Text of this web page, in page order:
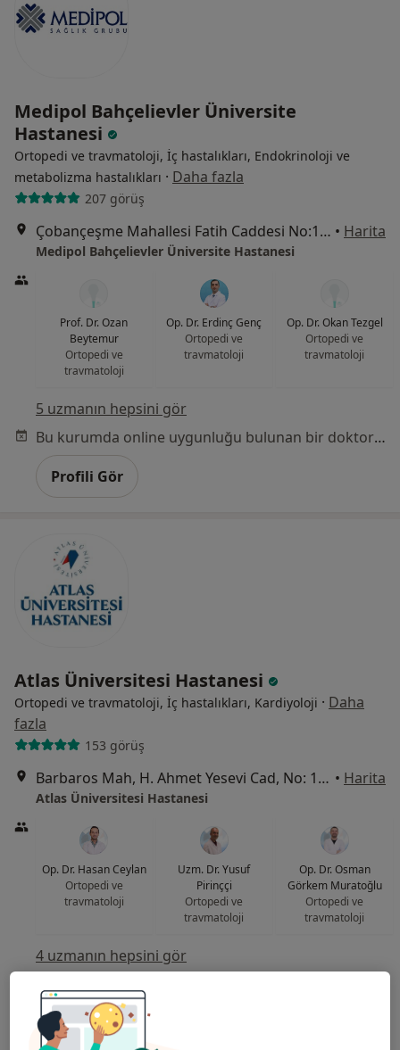
Medipol Bahçelievler Üniversite
Hastanesi
Ortopedi ve travmatoloji, İç hastalıkları, Endokrinoloji ve
metabolizma hastalıkları · Daha fazla
207 görüş
Çobançeşme Mahallesi Fatih Caddesi No:1/8, Bahçelievler • Harita
Medipol Bahçelievler Üniversite Hastanesi
Prof. Dr. Ozan
Beytemur
Ortopedi ve
travmatoloji
Op. Dr. Erdinç Genç
Ortopedi ve
travmatoloji
Op. Dr. Okan Tezgel
Ortopedi ve
travmatoloji
5 uzmanın hepsini gör
Bu kurumda online uygunluğu bulunan bir doktor veya uzman bulunamadı
Profili Gör
Atlas Üniversitesi Hastanesi
Ortopedi ve travmatoloji, İç hastalıkları, Kardiyoloji · Daha
fazla
153 görüş
Barbaros Mah, H. Ahmet Yesevi Cad, No: 149 Güneşli - Bağcılar / İstanbul, Bağcılar • Harita
Atlas Üniversitesi Hastanesi
Op. Dr. Hasan Ceylan
Ortopedi ve
travmatoloji
Uzm. Dr. Yusuf
Pirinççi
Ortopedi ve
travmatoloji
Op. Dr. Osman
Görkem Muratoğlu
Ortopedi ve
travmatoloji
4 uzmanın hepsini gör
Profili Gör